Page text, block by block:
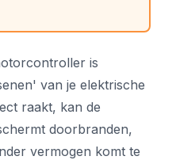
is
van je elektrische
raakt, kan de
doorbranden,
vermogen komt te